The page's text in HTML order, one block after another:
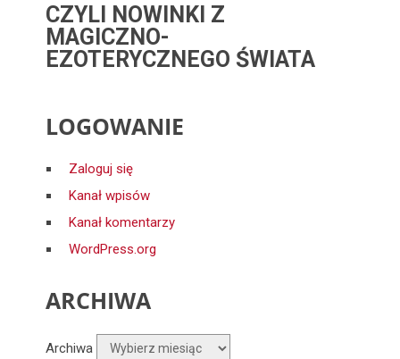
CZYLI NOWINKI Z
MAGICZNO-
EZOTERYCZNEGO ŚWIATA
LOGOWANIE
Zaloguj się
Kanał wpisów
Kanał komentarzy
WordPress.org
ARCHIWA
Archiwa